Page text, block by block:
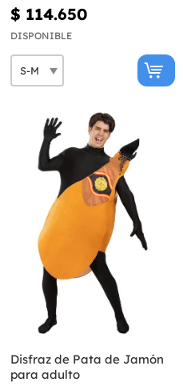
$ 114.650
DISPONIBLE
Disfraz de Pata de Jamón
para adulto